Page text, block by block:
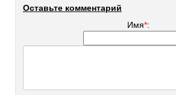
Оставьте комментарий
Имя*: